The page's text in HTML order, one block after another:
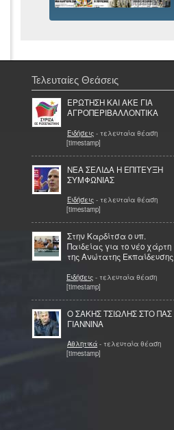
Τελευταίες Θεάσεις
ΕΡΩΤΗΣΗ ΚΑΙ ΑΚΕ ΓΙΑ
ΑΓΡΟΠΕΡΙΒΑΛΛΟΝΤΙΚΑ
Ειδήσεις - τελευταία θέαση
[timestamp]
NEA ΣΕΛΙΔΑ Η ΕΠΙΤΕΥΞΗ
ΣΥΜΦΩΝΙΑΣ
Ειδήσεις - τελευταία θέαση
[timestamp]
Στην Καρδίτσα ο υπ.
Παιδείας για το νέο χάρτη
της Ανώτατης Εκπαίδευσης
Ειδήσεις - τελευταία θέαση
[timestamp]
Ο ΣΑΚΗΣ ΤΣΙΩΛΗΣ ΣΤΟ ΠΑΣ
ΓΙΑΝΝΙΝΑ
Αθλητικά - τελευταία θέαση
[timestamp]